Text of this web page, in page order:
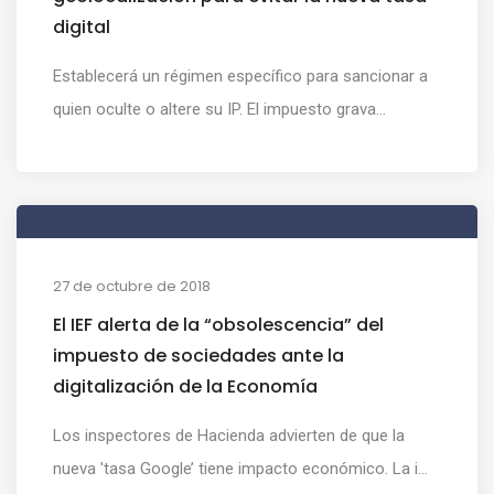
digital
Establecerá un régimen específico para sancionar a
quien oculte o altere su IP. El impuesto grava...
27 de octubre de 2018
El IEF alerta de la “obsolescencia” del
impuesto de sociedades ante la
digitalización de la Economía
Los inspectores de Hacienda advierten de que la
nueva 'tasa Google’ tiene impacto económico. La i...